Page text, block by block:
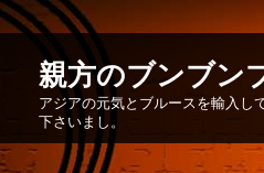
親方のブンブン
アジアの元気とブルースを輸入し
下さいまし。